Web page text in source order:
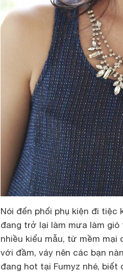
Nói đến phối phụ kiện đi
đang trở lại làm mưa làm
nhiều kiểu mẫu, từ mềm
với đầm, váy nên các bạn
đang hot tại Fumyz nhé,